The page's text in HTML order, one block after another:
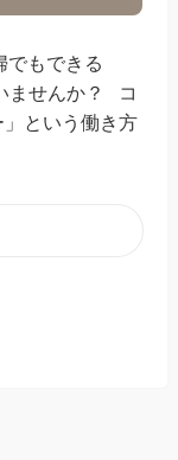
でもできる
ませんか？ コ
という働き方